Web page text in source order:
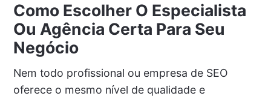
Como Escolher O Especialista
Ou Agência Certa Para Seu
Negócio
Nem todo profissional ou empresa de SEO
oferece o mesmo nível de qualidade e